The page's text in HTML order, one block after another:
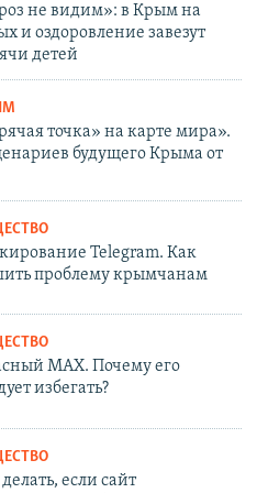
не видим»: в Крым на
и оздоровление завезут
детей
точка» на карте мира».
будущего Крыма от
Telegram. Как
проблему крымчанам
MAX. Почему его
избегать?
если сайт